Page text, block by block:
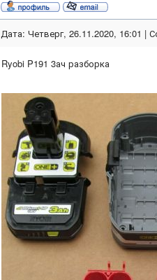
Дата: Четверг, 26.11.2020, 16:01 |
Ryobi P191 3ач разборка